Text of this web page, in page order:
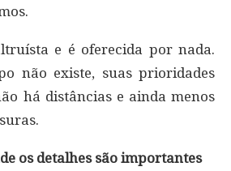
e é oferecida por nada.
não existe, suas prioridades
há distâncias e ainda menos
os detalhes são importantes